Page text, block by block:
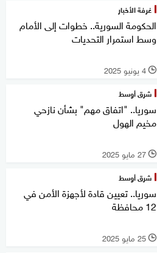
غرفة الأخبار
الحكومة السورية.. خطوات إلى الأمام
وسط استمرار التحديات
l 4 يونيو 2025
شرق أوسط
سوريا.. "اتفاق مهم" بشأن نازحي
مخيم الهول
l 27 مايو 2025
شرق أوسط
سوريا.. تعيين قادة لأجهزة الأمن في
12 محافظة
l 25 مايو 2025